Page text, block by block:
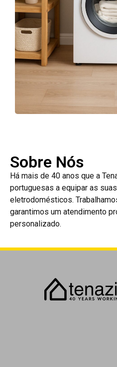
Sobre Nós
Há mais de 40 anos que a
portuguesas a equipar as
eletrodomésticos.
garantimos um atendimento
personalizado.